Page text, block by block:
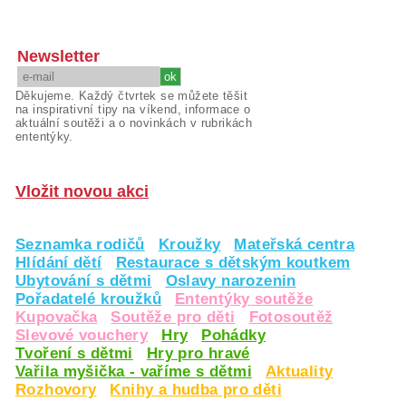
Newsletter
Děkujeme. Každý čtvrtek se můžete těšit
na inspirativní tipy na víkend, informace o
aktuální soutěži a o novinkách v rubrikách
ententýky.
Vložit novou akci
Seznamka rodičů Kroužky
Mateřská centra
Hlídání dětí
Restaurace s dětským koutkem
Ubytování s dětmi
Oslavy narozenin
Pořadatelé kroužků
Ententýky soutěže
Kupovačka
Soutěže pro děti
Fotosoutěž
Slevové vouchery
Hry
Pohádky
Tvoření s dětmi
Hry pro hravé
Vařila myšička - vaříme s dětmi
Aktuality
Rozhovory
Knihy a hudba pro děti